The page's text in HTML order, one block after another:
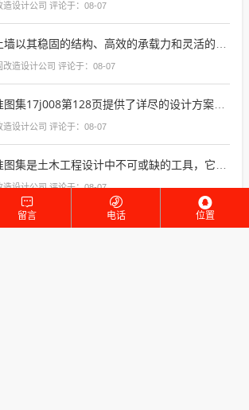
造设计公司 评论于：08-07
改造设计公司 评论于：08-07
造设计公司 评论于：08-07
造设计公司 评论于：08-07
梁加固施工方案表格图片高清版，直观展现了施工细节与步骤，为工程监理提供了
留言 电话 位置